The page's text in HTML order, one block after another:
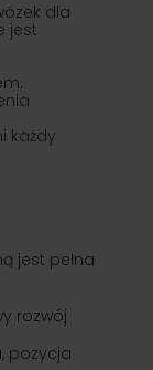
dla
jest
każdy
jest pełna
rozwój
pozycja